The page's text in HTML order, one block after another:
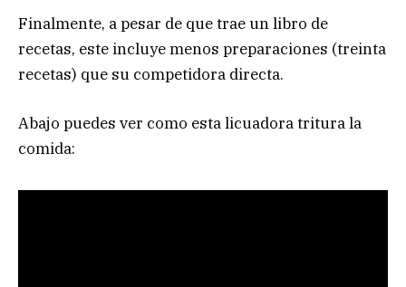
Finalmente, a pesar de que trae un libro de
recetas, este incluye menos preparaciones (treinta
recetas) que su competidora directa.
Abajo puedes ver como esta licuadora tritura la
comida: